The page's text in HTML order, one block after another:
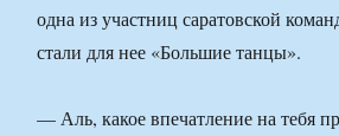
одна из участниц саратовской
стали для нее «Большие танцы».
— Аль, какое впечатление на тебя